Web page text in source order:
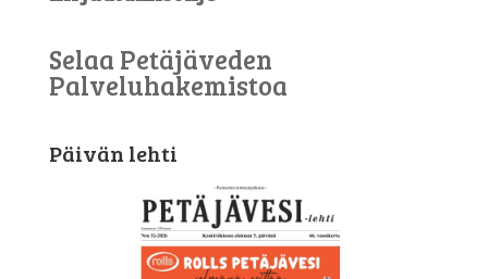
Selaa Petäjäveden
Palveluhakemistoa
Päivän lehti